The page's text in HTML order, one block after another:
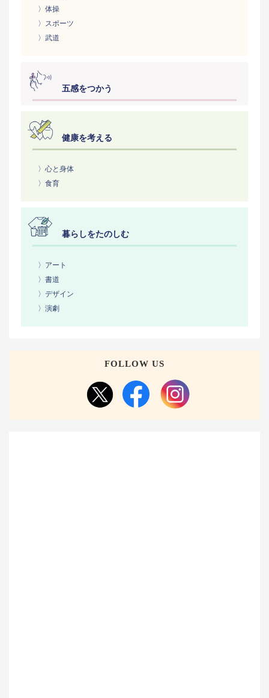
〉体操
〉スポーツ
〉武道
五感をつかう
健康を考える
〉心と身体
〉食育
暮らしをたのしむ
〉アート
〉書道
〉デザイン
〉演劇
FOLLOW US